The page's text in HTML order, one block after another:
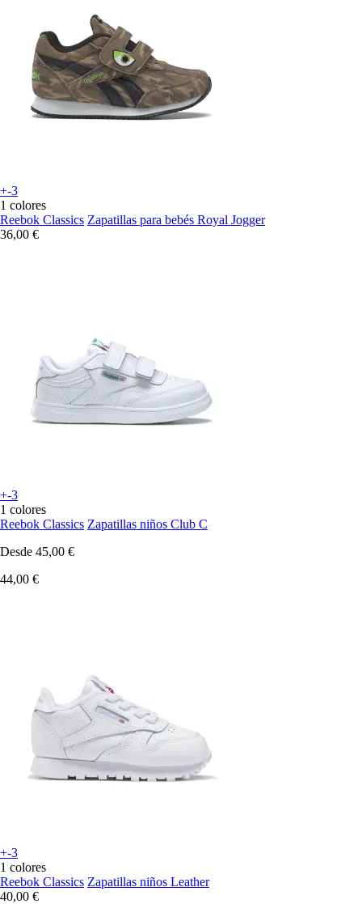
+-3
1 colores
Reebok Classics Zapatillas para bebés Royal Jogger
36,00 €
+-3
1 colores
Reebok Classics Zapatillas niños Club C
Desde 45,00 €
44,00 €
+-3
1 colores
Reebok Classics Zapatillas niños Leather
40,00 €